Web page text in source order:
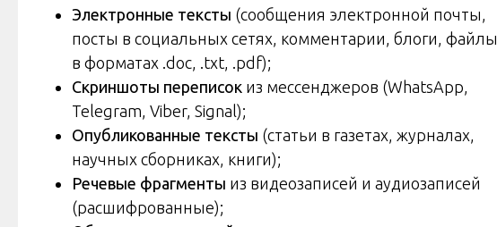
Электронные тексты (сообщения электронной почты,
посты в социальных сетях, комментарии, блоги, файлы
в форматах .doc, .txt, .pdf);
Скриншоты переписок из мессенджеров (WhatsApp,
Telegram, Viber, Signal);
Опубликованные тексты (статьи в газетах, журналах,
научных сборниках, книги);
Речевые фрагменты из видеозаписей и аудиозаписей
(расшифрованные);